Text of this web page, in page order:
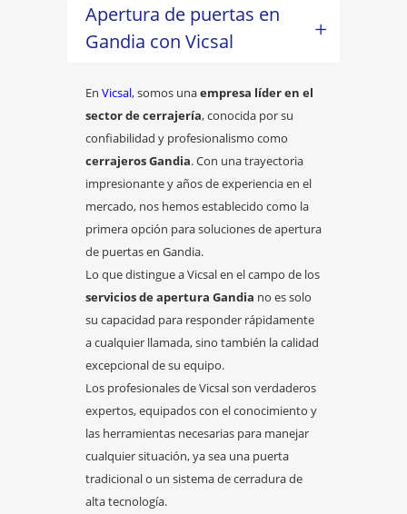
Apertura de puertas en
Gandia con Vicsal
En Vicsal, somos unaempresa líder en el
sector de cerrajería, conocida por su
confiabilidad y profesionalismo como
cerrajeros Gandia. Con una trayectoria
impresionante y años de experiencia en el
mercado, nos hemos establecido como la
primera opción para soluciones de apertura
de puertas en Gandia.
Lo que distingue a Vicsal en el campo de los
servicios de apertura Gandia no es solo
su capacidad para responder rápidamente
a cualquier llamada, sino también la calidad
excepcional de su equipo.
Los profesionales de Vicsal son verdaderos
expertos, equipados con el conocimiento y
las herramientas necesarias para manejar
cualquier situación, ya sea una puerta
tradicional o un sistema de cerradura de
alta tecnología.